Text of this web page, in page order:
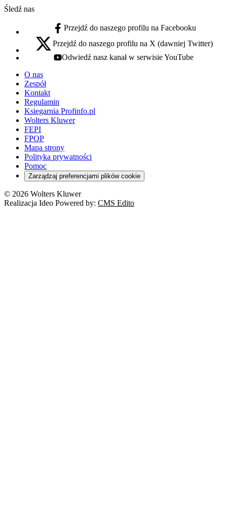
Śledź nas
facebook - otwiera się w nowej karcie
Przejdź do naszego profilu na Facebooku
x - otwiera się w nowej karcie
Przejdź do naszego profilu na X (dawniej Twitter)
youtube - otwiera się w nowej karcie
Odwiedź nasz kanał w serwisie YouTube
O nas
Zespół
Kontakt
Regulamin
Księgarnia Profinfo.pl
Wolters Kluwer
FEPI
FPOP
Mapa strony
Polityka prywatności
Pomoc
Zarządzaj preferencjami plików cookie
© 2026 Wolters Kluwer
Realizacja Ideo Powered by: CMS Edito